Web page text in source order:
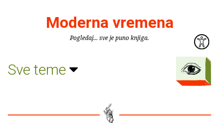
Moderna vremena
Pogledaj... sve je puno knjiga.
Sve teme